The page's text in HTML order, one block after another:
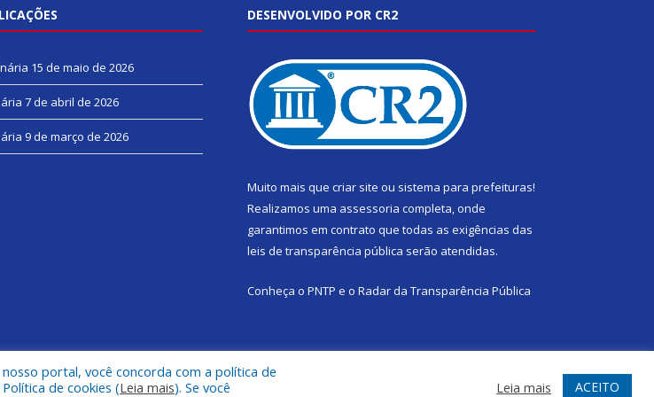
15 de maio de 2026
7 de abril de 2026
9 de março de 2026
DESENVOLVIDO POR CR2
Muito mais que criar site ou sistema para prefeituras!
Realizamos uma assessoria completa, onde
garantimos em contrato que todas as exigências das
leis de transparência pública serão atendidas.
Conheça o PNTP e o Radar da Transparência Pública
Mapa do Site Acessar Webmail
portal, você concorda com a política de
de cookies (Leia mais). Se você
Leia mais ACEITO